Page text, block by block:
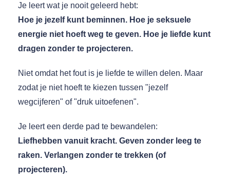
Je leert wat je nooit geleerd hebt:
Hoe je jezelf kunt beminnen. Hoe je seksuele
energie niet hoeft weg te geven. Hoe je liefde kunt
dragen zonder te projecteren.
Niet omdat het fout is je liefde te willen delen. Maar
zodat je niet hoeft te kiezen tussen "jezelf
wegcijferen" of "druk uitoefenen".
Je leert een derde pad te bewandelen:
Liefhebben vanuit kracht. Geven zonder leeg te
raken. Verlangen zonder te trekken (of
projecteren).